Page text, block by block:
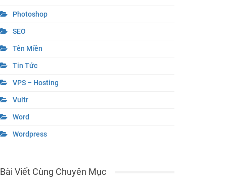
Photoshop
SEO
Tên Miền
Tin Tức
VPS – Hosting
Vultr
Word
Wordpress
Bài Viết Cùng Chuyên Mục